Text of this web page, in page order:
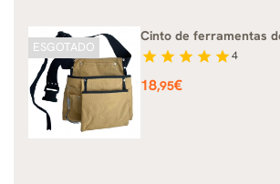
Cinto de ferramentas
star star star star star4
Preço
18,95€
ESGOTADO